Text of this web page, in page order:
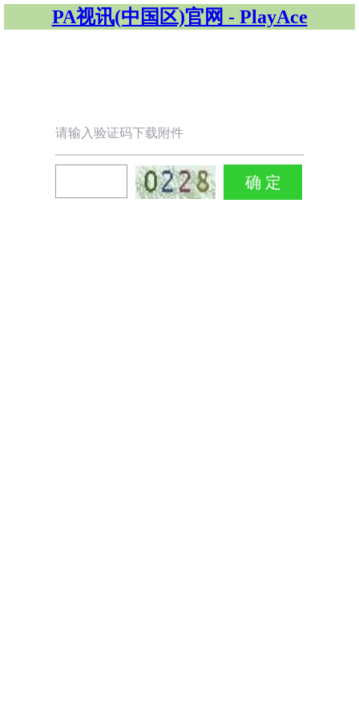
PA视讯(中国区)官网 - PlayAce
请输入验证码下载附件